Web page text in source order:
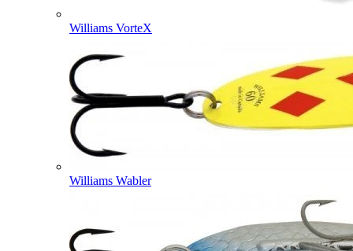
Williams VorteX
Williams Wabler